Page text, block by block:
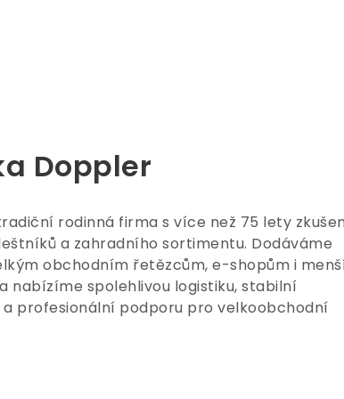
Doppler
rodinná firma s více než 75 lety
a zahradního sortimentu. Dodáváme
obchodním řetězcům, e-shopům i
nabízíme spolehlivou logistiku, stabilní
profesionální podporu pro velkoobchodní